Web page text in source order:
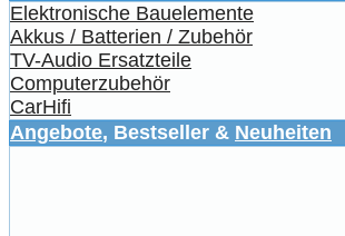
Elektronische Bauelemente
Akkus / Batterien / Zubehör
TV-Audio Ersatzteile
Computerzubehör
CarHifi
Angebote, Bestseller & Neuheiten